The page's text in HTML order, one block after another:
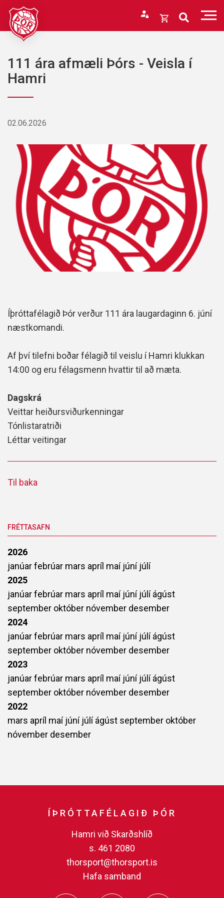
Fara
efni
Opna
Karfan þín
Karfan er tóm.
111 ára afmæli Þórs - Veisla í
Hamri
02.06.2026
Íþróttafélagið Þór verður 111 ára laugardaginn 6. júní
næstkomandi.
Af því tilefni boðar félagið til veislu í Hamri klukkan
14:00 og eru félagsmenn hvattir til að mæta.
Dagskrá
Veittar heiðursviðurkenningar
Tónlistaratriði
Léttar veitingar
Til baka
FRÉTTASAFN
2026
janúarfebrúar mars apríl maí júní júlí
2025
janúarfebrúar mars apríl maí júní júlíágúst
september október nóvember desember
2024
janúarfebrúar mars apríl maí júní júlíágúst
september október nóvember desember
2023
janúarfebrúar mars apríl maí júní júlíágúst
september október nóvember desember
2022
mars apríl maí júní júlíágúst september október
nóvember desember
ÍÞRÓTTAFÉLAGIÐ ÞÓR
Hamri við Skarðshlíð
s. 461 2080
thorsport@thorsport.is
Hafa samband